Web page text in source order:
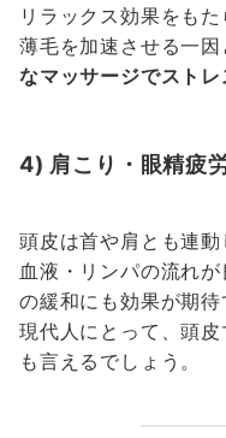
リラックス効果をも
薄毛を加速させる一因
なマッサージでスト
4) 肩こり・眼精疲
頭皮は首や肩とも連
血液・リンパの流れ
の緩和にも効果が期
現代人にとって、頭
も言えるでしょう。